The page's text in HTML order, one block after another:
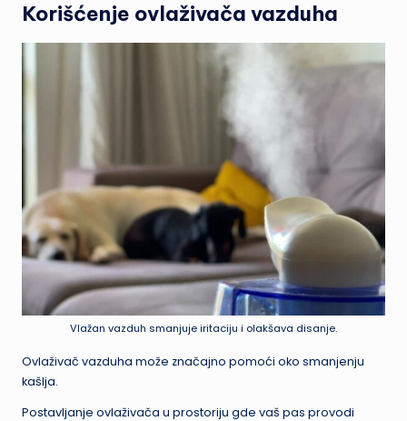
Korišćenje ovlaživača vazduha
Vlažan vazduh smanjuje iritaciju i olakšava disanje.
Ovlaživač vazduha može značajno pomoći oko smanjenju
kašlja.
Postavljanje ovlaživača u prostoriju gde vaš pas provodi